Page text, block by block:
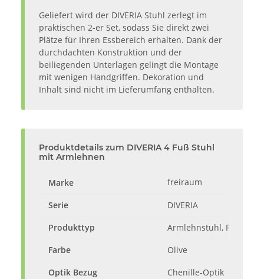
Geliefert wird der DIVERIA Stuhl zerlegt im
praktischen 2-er Set, sodass Sie direkt zwei
Plätze für Ihren Essbereich erhalten. Dank der
durchdachten Konstruktion und der
beiliegenden Unterlagen gelingt die Montage
mit wenigen Handgriffen. Dekoration und
Inhalt sind nicht im Lieferumfang enthalten.
Produktdetails zum DIVERIA 4 Fuß Stuhl
mit Armlehnen
Marke freiraum
Serie
DIVERIA
Produkttyp
Armlehnstuhl,
Farbe
Olive
Optik Bezug
Chenille-Optik